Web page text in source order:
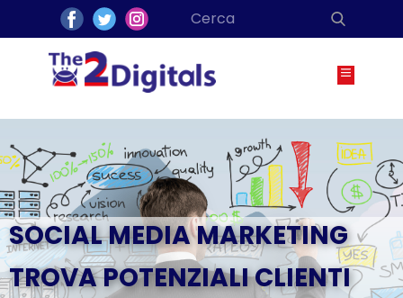
SOCIAL MEDIA​ MARKETING
TROVA POTENZIALI CLIENTI